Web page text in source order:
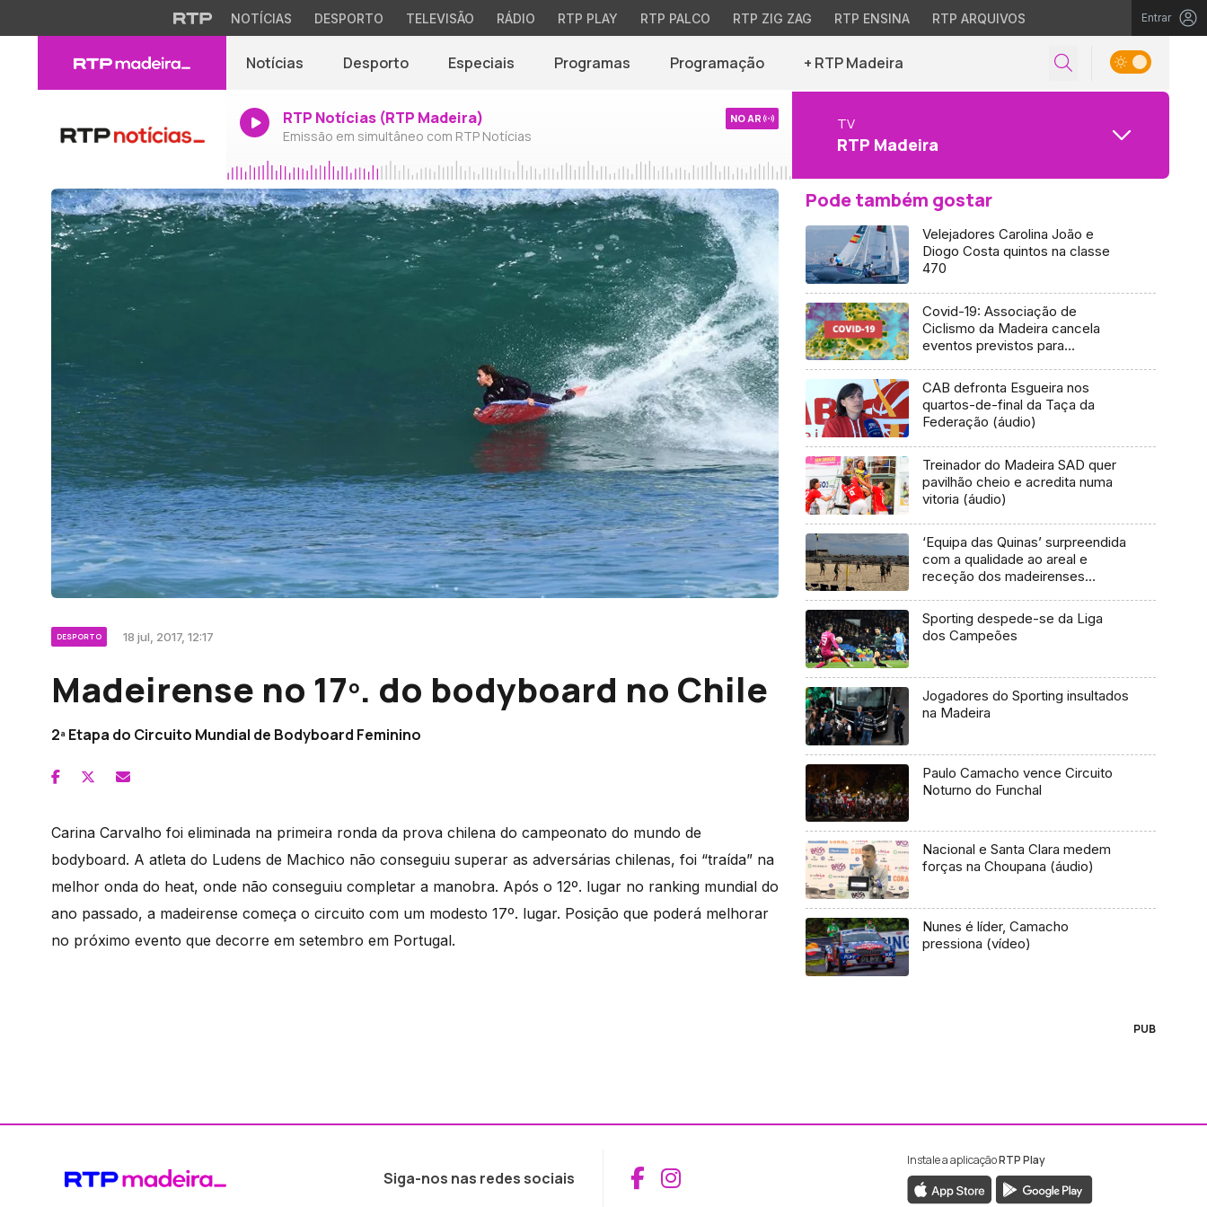
NOTÍCIAS DESPORTO TELEVISÃO RÁDIO RTP PLAY RTP PALCO RTP ZIG ZAG RTP ENSINA RTP ARQUIVOS Entrar
Notícias Desporto Especiais Programas Programação + RTP Madeira
RTP Notícias (RTP Madeira)
Emissão em simultâneo com RTP Notícias
NO AR TV
RTP Madeira
DESPORTO 18 jul, 2017, 12:17
Madeirense no 17º. do bodyboard no Chile
2ª Etapa do Circuito Mundial de Bodyboard Feminino
Carina Carvalho foi eliminada na primeira ronda da prova chilena do campeonato do mundo de
bodyboard. A atleta do Ludens de Machico não conseguiu superar as adversárias chilenas, foi “traída” na
melhor onda do heat, onde não conseguiu completar a manobra. Após o 12º. lugar no ranking mundial do
ano passado, a madeirense começa o circuito com um modesto 17º. lugar. Posição que poderá melhorar
no próximo evento que decorre em setembro em Portugal.
Pode também gostar
Velejadores Carolina João e
Diogo Costa quintos na classe
470
Covid-19: Associação de
Ciclismo da Madeira cancela
eventos previstos para
CAB defronta Esgueira nos
quartos-de-final da Taça da
Federação (áudio)
Treinador do Madeira SAD quer
pavilhão cheio e acredita numa
vitoria (áudio)
‘Equipa das Quinas’ surpreendida
com a qualidade ao areal e
receção dos madeirenses
Sporting despede-se da Liga
dos Campeões
Jogadores do Sporting insultados
na Madeira
Paulo Camacho vence Circuito
Noturno do Funchal
Nacional e Santa Clara medem
forças na Choupana (áudio)
Nunes é líder, Camacho
pressiona (vídeo)
PUB
Siga-nos nas redes sociais Aceder ao Facebook da RTP Madeira
Aceder ao Instagram da RTP Madeira
Instale a aplicaçãoRTP Play